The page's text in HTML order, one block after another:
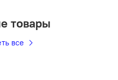
товары
все